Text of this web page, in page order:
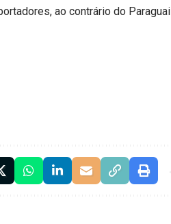
ao contrário do Paraguai